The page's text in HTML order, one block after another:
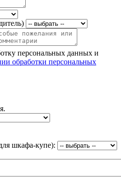
персональных данных и
обработки персональных
шкафа-купе):